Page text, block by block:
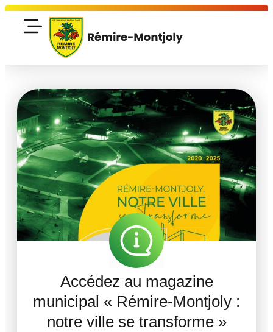
Accédez au magazine
municipal « Rémire-Montjoly :
notre ville se transforme »